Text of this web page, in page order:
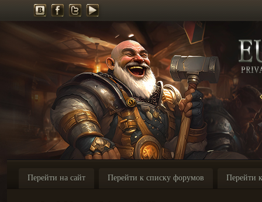
Перейти на сайт Перейти к списку форумов Перейти